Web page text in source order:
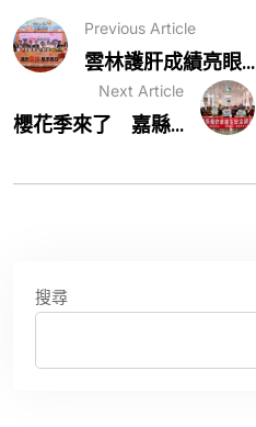
Previous Article
雲林護肝成績亮眼...
Next Article
櫻花季來了 嘉縣...
搜尋